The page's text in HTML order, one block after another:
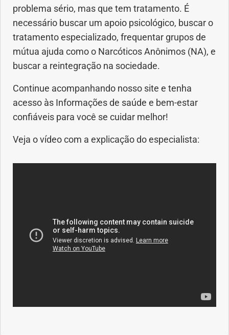
problema sério, mas que tem tratamento. É
necessário buscar um apoio psicológico, buscar o
tratamento especializado, frequentar grupos de
mútua ajuda como o Narcóticos Anônimos (NA), e
buscar a reintegração na sociedade.
Continue acompanhando nosso site e tenha
acesso às Informações de saúde e bem-estar
confiáveis para você se cuidar melhor!
Veja o vídeo com a explicação do especialista: